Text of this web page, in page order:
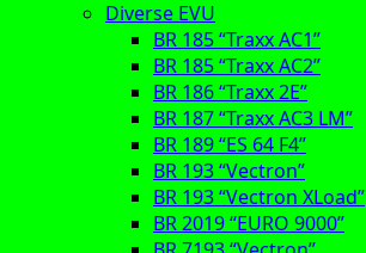
Diverse EVU
BR 185 “Traxx AC1”
BR 185 “Traxx AC2”
BR 186 “Traxx 2E”
BR 187 “Traxx AC3 LM”
BR 189 “ES 64 F4”
BR 193 “Vectron”
BR 193 “Vectron XLoad”
BR 2019 “EURO 9000”